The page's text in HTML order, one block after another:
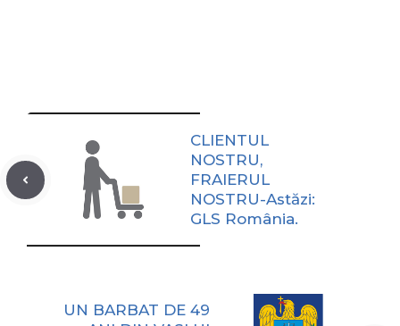
CLIENTUL
NOSTRU,
FRAIERUL
NOSTRU-Astăzi:
GLS România.
UN BARBAT DE 49